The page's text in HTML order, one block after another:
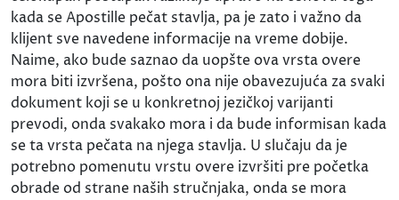
kada se Apostille pečat stavlja, pa je zato i važno da
klijent sve navedene informacije na vreme dobije.
Naime, ako bude saznao da uopšte ova vrsta overe
mora biti izvršena, pošto ona nije obavezujuća za svaki
dokument koji se u konkretnoj jezičkoj varijanti
prevodi, onda svakako mora i da bude informisan kada
se ta vrsta pečata na njega stavlja. U slučaju da je
potrebno pomenutu vrstu overe izvršiti pre početka
obrade od strane naših stručnjaka, onda se mora